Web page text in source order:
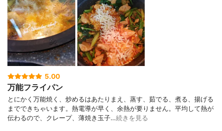
5.00
万能フライパン
とにかく万能焼く、炒めるはあたりまえ、蒸す、茹でる、煮る、揚げる
までできちゃいます。熱電導が早く、余熱が要りません。平均して熱が
伝わるので、クレープ、薄焼き玉子…続きを見る